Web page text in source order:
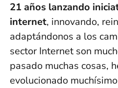
21 años lanzando
internet, innovando,
adaptándonos a los
sector Internet son
pasado muchas cosas,
evolucionado